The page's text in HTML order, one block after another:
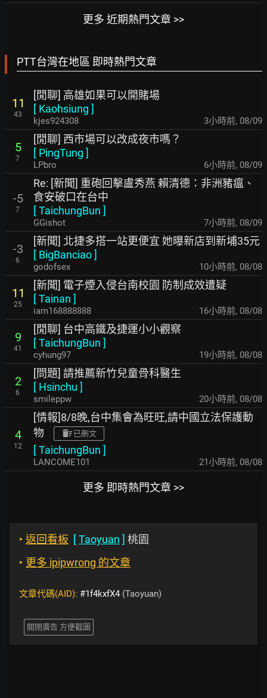
更多 近期熱門文章 >>
PTT台灣在地區 即時熱門文章
11
43
[閒聊] 高雄如果可以開賭場
[ Kaohsiung ]
kjes924308 3小時前, 08/09
5
7
[閒聊] 西市場可以改成夜市嗎？
[ PingTung ]
LPbro 6小時前, 08/09
-5
7
Re: [新聞] 重砲回擊盧秀燕 賴清德：非洲豬瘟、
食安破口在台中
[TaichungBun ]
GGishot 7小時前, 08/09
-3
6
[新聞] 北捷多搭一站更便宜 她曝新店到新埔35元
[ BigBanciao]
godofsex 10小時前, 08/08
11
25
[新聞] 電子煙入侵台南校園 防制成效遭疑
[Tainan ]
iam168888888 16小時前, 08/08
9
41
[閒聊] 台中高鐵及捷運小小觀察
[TaichungBun ]
cyhung97 19小時前, 08/08
2
6
[問題] 請推薦新竹兒童骨科醫生
[ Hsinchu ]
smileppw 20小時前, 08/08
4
12
[情報]8/8晚,台中集會為旺旺,請中國立法保護動
物
已刪文
[TaichungBun ]
LANCOME101 21小時前, 08/08
更多 即時熱門文章 >>
‣ 返回看板 [Taoyuan ] 桃園
‣ 更多 ipipwrong 的文章
文章代碼(AID): #1f4kxfX4 (Taoyuan)
關閉廣告 方便截圖